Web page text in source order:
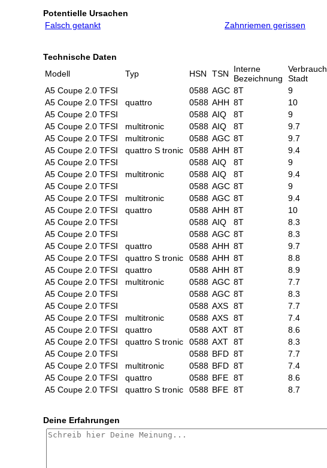
Potentielle Ursachen
Falsch getankt
Zahnriemen gerissen
Technische Daten
Modell
Typ HSN TSN
Interne
Bezeichnung
Verbrauch
Stadt
A5 Coupe 2.0 TFSI
0588 AGC 8T 9
A5 Coupe 2.0 TFSI
quattro 0588 AHH 8T 10
A5 Coupe 2.0 TFSI
0588 AIQ 8T 9
A5 Coupe 2.0 TFSI
multitronic 0588 AIQ 8T 9.7
A5 Coupe 2.0 TFSI
multitronic 0588 AGC 8T 9.7
A5 Coupe 2.0 TFSI
quattro S tronic 0588 AHH 8T 9.4
A5 Coupe 2.0 TFSI
0588 AIQ 8T 9
A5 Coupe 2.0 TFSI
multitronic 0588 AIQ 8T 9.4
A5 Coupe 2.0 TFSI
0588 AGC 8T 9
A5 Coupe 2.0 TFSI
multitronic 0588 AGC 8T 9.4
A5 Coupe 2.0 TFSI
quattro 0588 AHH 8T 10
A5 Coupe 2.0 TFSI
0588 AIQ 8T 8.3
A5 Coupe 2.0 TFSI
0588 AGC 8T 8.3
A5 Coupe 2.0 TFSI
quattro 0588 AHH 8T 9.7
A5 Coupe 2.0 TFSI
quattro S tronic 0588 AHH 8T 8.8
A5 Coupe 2.0 TFSI
quattro 0588 AHH 8T 8.9
A5 Coupe 2.0 TFSI
multitronic 0588 AGC 8T 7.7
A5 Coupe 2.0 TFSI
0588 AGC 8T 8.3
A5 Coupe 2.0 TFSI
0588 AXS 8T 7.7
A5 Coupe 2.0 TFSI
multitronic 0588 AXS 8T 7.4
A5 Coupe 2.0 TFSI
quattro 0588 AXT 8T 8.6
A5 Coupe 2.0 TFSI
quattro S tronic 0588 AXT 8T 8.3
A5 Coupe 2.0 TFSI
0588 BFD 8T 7.7
A5 Coupe 2.0 TFSI
multitronic 0588 BFD 8T 7.4
A5 Coupe 2.0 TFSI
quattro 0588 BFE 8T 8.6
A5 Coupe 2.0 TFSI
quattro S tronic 0588 BFE 8T 8.7
Deine Erfahrungen